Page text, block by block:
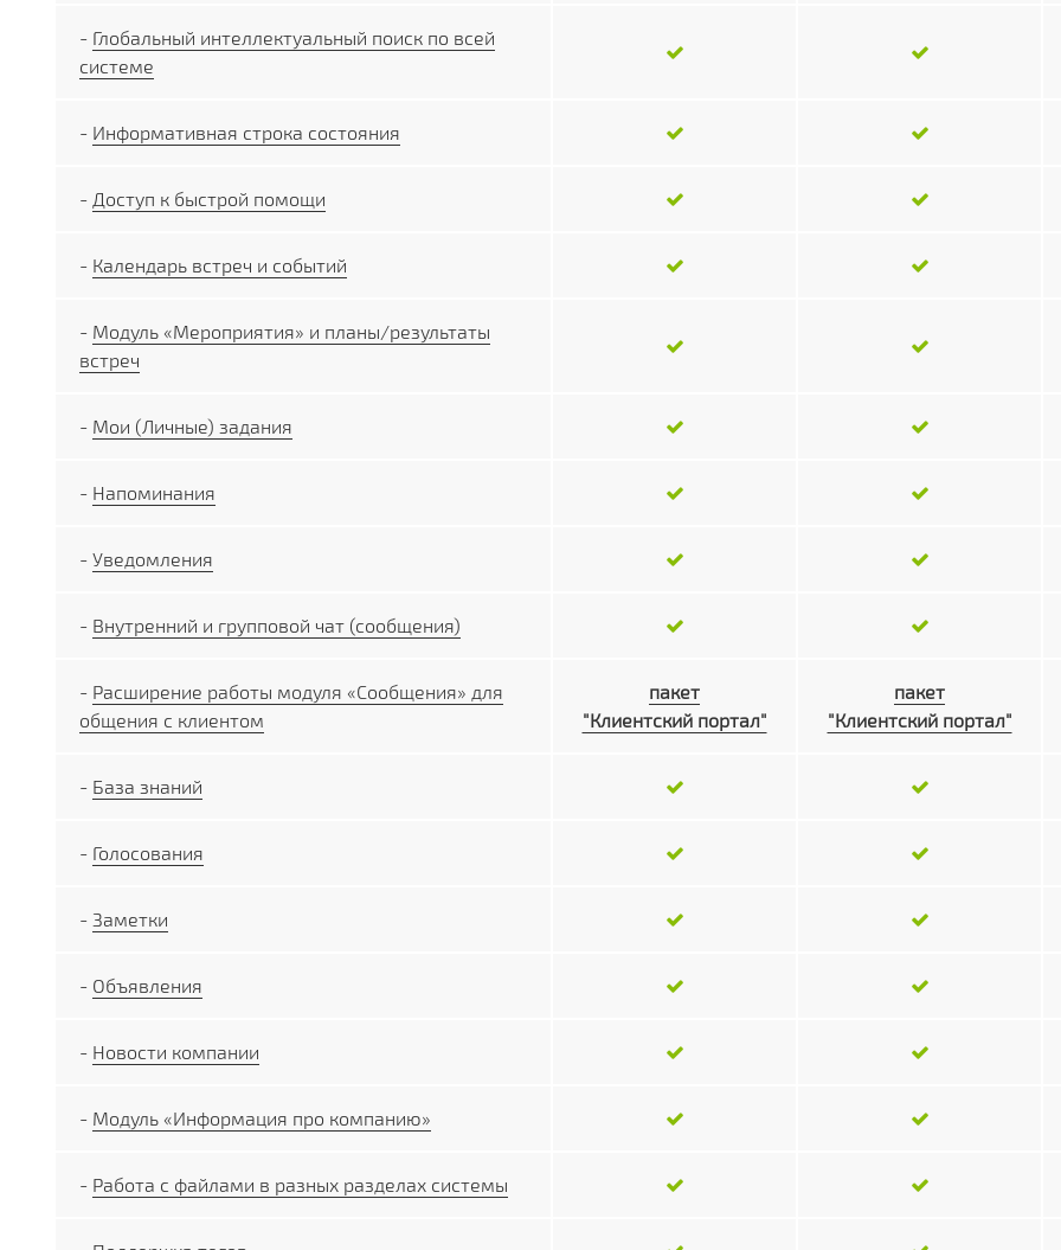
- Глобальный интеллектуальный поиск по всей
системе
- Информативная строка состояния
- Доступ к быстрой помощи
- Календарь встреч и событий
- Модуль «Мероприятия» и планы/результаты
встреч
- Мои (Личные) задания
- Напоминания
- Уведомления
- Внутренний и групповой чат (сообщения)
- Расширение работы модуля «Сообщения» для
общения с клиентом
пакет
"Клиентский портал"
пакет
"Клиентский портал"
- База знаний
- Голосования
- Заметки
- Объявления
- Новости компании
- Модуль «Информация про компанию»
- Работа с файлами в разных разделах системы